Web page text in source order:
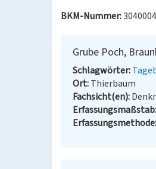
BKM-Nummer:
Grube Poch,
Schlagwörter
Ort Thierbaum
Fachsicht(en)
Erfassungsmaßstab
Erfassungsmethode